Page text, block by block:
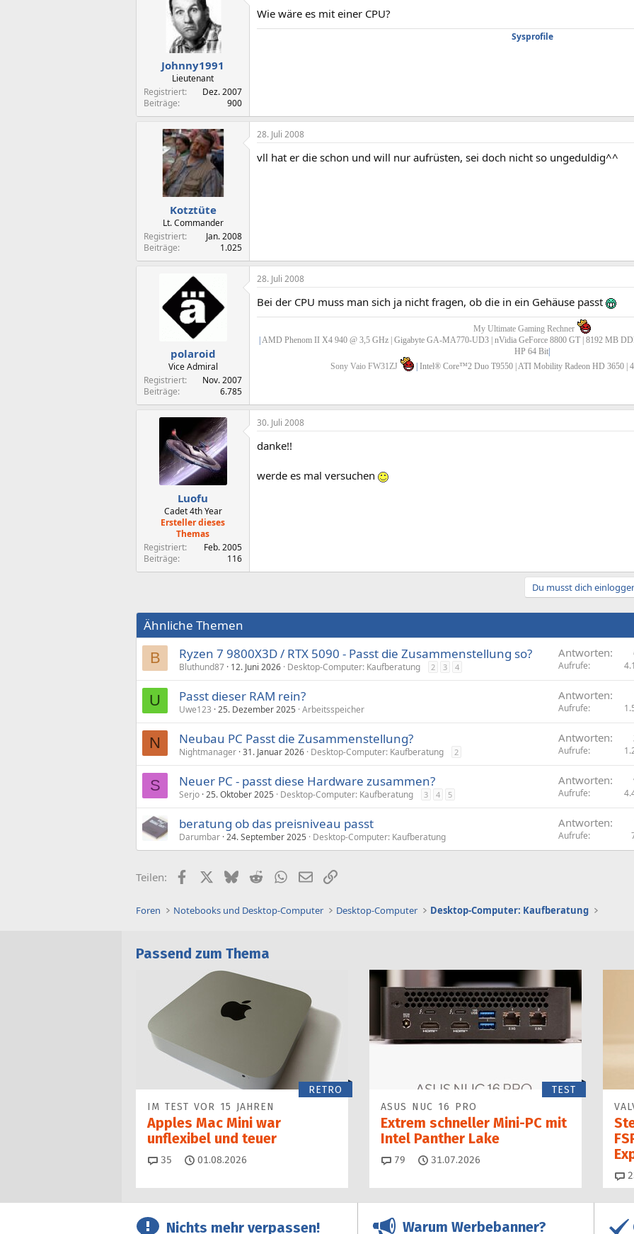
Johnny1991
Lieutenant
Registriert
Dez. 2007
Beiträge
900
Wie wäre es mit einer CPU?
Sysprofile
Kotztüte
Lt. Commander
Registriert
Jan. 2008
Beiträge
1.025
28. Juli 2008
vll hat er die schon und will nur aufrüsten, sei doch nicht so ungeduldig^^
polaroid
Vice Admiral
Registriert
Nov. 2007
Beiträge
6.785
28. Juli 2008
Bei der CPU muss man sich ja nicht fragen, ob die in ein Gehäuse passt
My Ultimate Gaming Rechner
| AMD Phenom II X4 940 @ 3,5 GHz | Gigabyte GA-MA770-UD3 | nVidia GeForce 8800 GT | 8192 MB
HP 64 Bit|
Sony Vaio FW31ZJ
|Intel® Core™2 Duo T9550 | ATI Mobility Radeon HD 3650 |
Luofu
Cadet 4th Year
Ersteller dieses
Themas
Registriert
Feb. 2005
Beiträge
116
30. Juli 2008
danke!!
werde es mal versuchen
Du musst dich
Ähnliche Themen
B Ryzen 7 9800X3D / RTX 5090 - Passt die Zusammenstellung so?
Bluthund87 12. Juni 2026 Desktop-Computer: Kaufberatung 2 3 4
Antworten
Aufrufe
U Passt dieser RAM rein?
Uwe123 25. Dezember 2025 Arbeitsspeicher
Antworten
Aufrufe
N Neubau PC Passt die Zusammenstellung?
Nightmanager 31. Januar 2026 Desktop-Computer: Kaufberatung 2
Antworten
Aufrufe
S Neuer PC - passt diese Hardware zusammen?
Serjo 25. Oktober 2025 Desktop-Computer: Kaufberatung 3 4 5
Antworten
Aufrufe
beratung ob das preisniveau passt
Darumbar 24. September 2025 Desktop-Computer: Kaufberatung
Antworten
Aufrufe
Teilen: FacebookX (Twitter)
BlueskyRedditWhatsApp
E-MailLink
Foren Notebooks und Desktop-Computer Desktop-Computer Desktop-Computer: Kaufberatung
Passend zum Thema
RETRO
IM TEST VOR 15 JAHREN
Apples Mac Mini war
unflexibel und teuer
35 Kommentare
01.08.2026
TEST
ASUS NUC 16 PRO
Extrem schneller Mini-PC mit
Intel Panther Lake
79 Kommentare
31.07.2026
Nichts mehr verpassen! Warum Werbebanner?